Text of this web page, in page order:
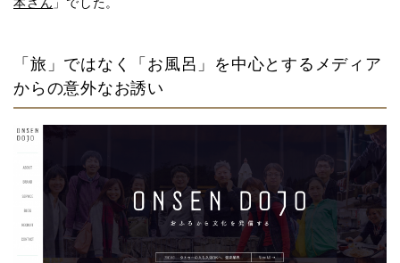
「旅」ではなく「お風呂」を中心とするメディア
からの意外なお誘い